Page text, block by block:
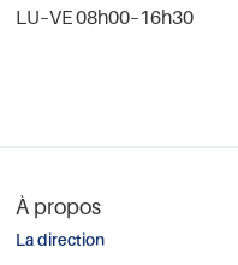
LU–VE 08h00–16h30
À propos
La direction